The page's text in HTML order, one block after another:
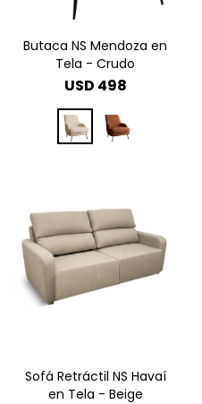
Butaca NS Mendoza en
Tela - Crudo
USD 498
Sofá Retráctil NS Havaí
en Tela - Beige